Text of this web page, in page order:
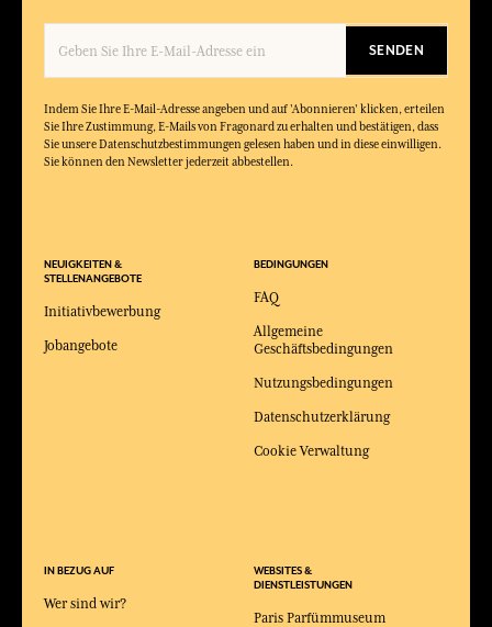
SENDEN
Indem Sie Ihre E-Mail-Adresse angeben und auf 'Abonnieren' klicken, erteilen
Sie Ihre Zustimmung, E-Mails von Fragonard zu erhalten und bestätigen, dass
Sie unsere Datenschutzbestimmungen gelesen haben und in diese einwilligen.
Sie können den Newsletter jederzeit abbestellen.
BEDINGUNGEN
FAQ
Allgemeine
Geschäftsbedingungen
Nutzungsbedingungen
Datenschutzerklärung
Cookie Verwaltung
WEBSITES &
DIENSTLEISTUNGEN
Paris Parfümmuseum
IN BEZUG AUF
Wer sind wir?
NEUIGKEITEN &
STELLENANGEBOTE
Initiativbewerbung
Jobangebote